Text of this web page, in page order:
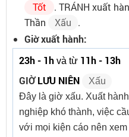
Tốt
. TRÁNH xuất
Thần
Xấu
.
Giờ xuất hành:
23h - 1h và từ 11h - 13h
GIỜLƯU NIÊN
Xấu
Đây là giờ xấu. Xuất
nghiệp khó thành, việc
với mọi kiện cáo nên